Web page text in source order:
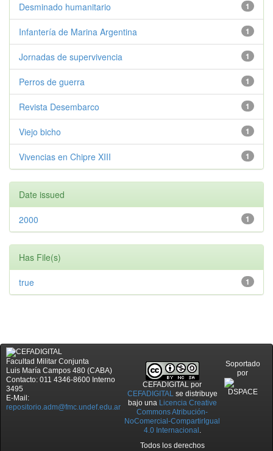
1
Desminado humanitario
1
Infantería de Marina Argentina
1
Jornadas de supervivencia
1
Perros de guerra
1
Revista Desembarco
1
Viejo bicho
1
Vivencias en Chipre XIII
Date issued
1
2000
Has File(s)
1
true
Facultad Militar Conjunta
Luis María Campos 480 (CABA)
Contacto: 011 4346-8600 Interno
3495
E-Mail:
repositorio.adm@fmc.undef.edu.ar
CEFADIGITAL por
CEFADIGITALse distribuye
bajo una Licencia Creative
Commons Atribución-
NoComercial-CompartirIgual
4.0 Internacional .
Todos los derechos
Soportado
por